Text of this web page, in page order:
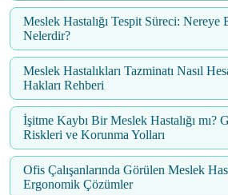
Meslek Hastalığı Tespit Süreci: Nereye
Nelerdir?
Meslek Hastalıkları Tazminatı Nasıl
Hakları Rehberi
İşitme Kaybı Bir Meslek Hastalığı mı?
Riskleri ve Korunma Yolları
Ofis Çalışanlarında Görülen Meslek
Ergonomik Çözümler